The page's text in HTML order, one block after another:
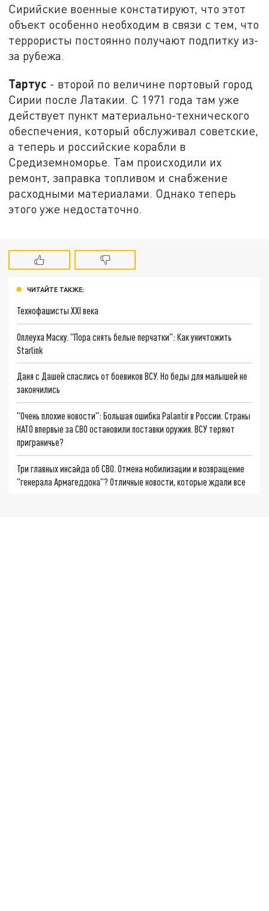
Сирийские военные констатируют, что этот
объект особенно необходим в связи с тем, что
террористы постоянно получают подпитку из-
за рубежа.
Тартус - второй по величине портовый город
Сирии после Латакии. С 1971 года там уже
действует пункт материально-технического
обеспечения, который обслуживал советские,
а теперь и российские корабли в
Средиземноморье. Там происходили их
ремонт, заправка топливом и снабжение
расходными материалами. Однако теперь
этого уже недостаточно.
ЧИТАЙТЕ ТАКЖЕ:
Технофашисты XXI века
Оплеуха Маску. "Пора снять белые перчатки": Как уничтожить
Starlink
Даня с Дашей спаслись от боевиков ВСУ. Но беды для малышей не
закончились
"Очень плохие новости": Большая ошибка Palantir в России. Страны
НАТО впервые за СВО остановили поставки оружия. ВСУ теряют
приграничье?
Три главных инсайда об СВО. Отмена мобилизации и возвращение
"генерала Армагеддона"? Отличные новости, которые ждали все